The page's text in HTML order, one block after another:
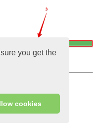
you get the
cookies